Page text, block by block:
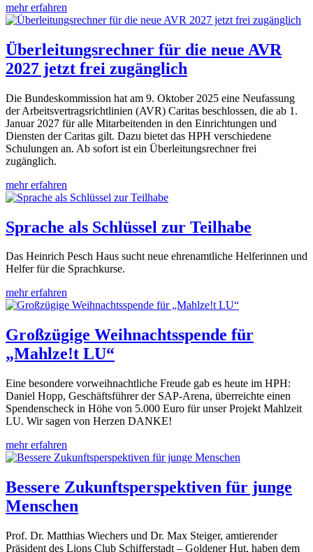
mehr erfahren
Überleitungsrechner für die neue AVR
2027 jetzt frei zugänglich
Die Bundeskommission hat am 9. Oktober 2025 eine Neufassung
der Arbeitsvertragsrichtlinien (AVR) Caritas beschlossen, die ab 1.
Januar 2027 für alle Mitarbeitenden in den Einrichtungen und
Diensten der Caritas gilt. Dazu bietet das HPH verschiedene
Schulungen an. Ab sofort ist ein Überleitungsrechner frei
zugänglich.
mehr erfahren
Sprache als Schlüssel zur Teilhabe
Das Heinrich Pesch Haus sucht neue ehrenamtliche Helferinnen und
Helfer für die Sprachkurse.
mehr erfahren
Großzügige Weihnachtsspende für
„Mahlze!t LU“
Eine besondere vorweihnachtliche Freude gab es heute im HPH:
Daniel Hopp, Geschäftsführer der SAP-Arena, überreichte einen
Spendenscheck in Höhe von 5.000 Euro für unser Projekt Mahlzeit
LU. Wir sagen von Herzen DANKE!
mehr erfahren
Bessere Zukunftsperspektiven für junge
Menschen
Prof. Dr. Matthias Wiechers und Dr. Max Steiger, amtierender
Präsident des Lions Club Schifferstadt – Goldener Hut, haben dem